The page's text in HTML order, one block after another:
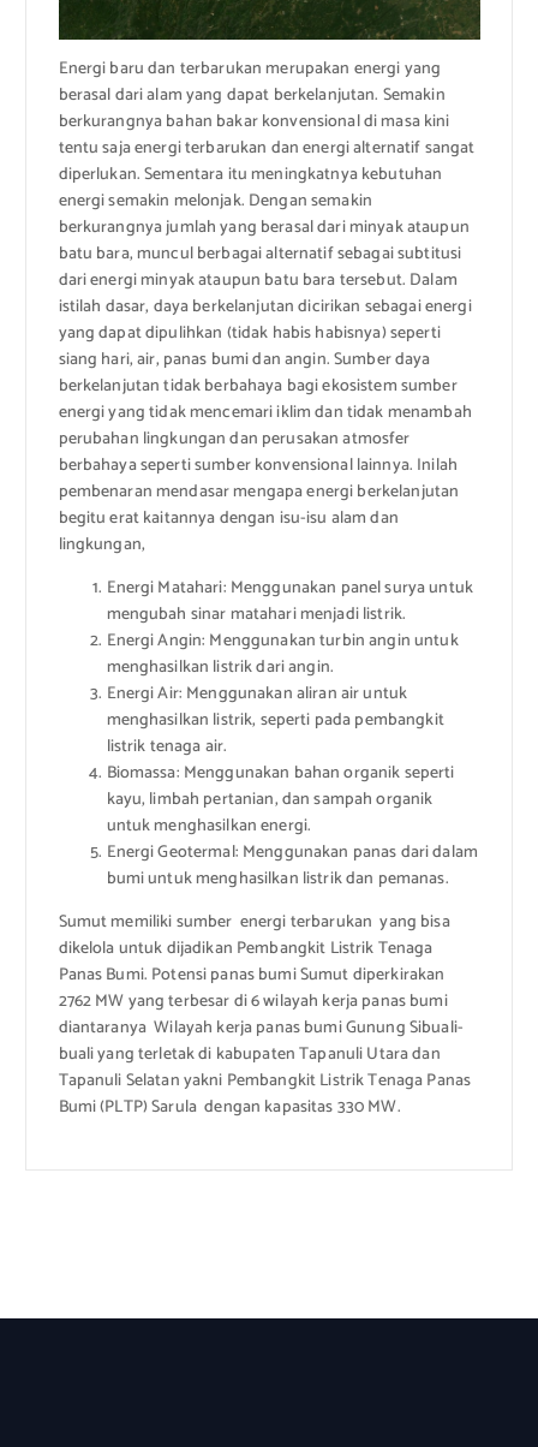
Energi baru dan terbarukan merupakan energi yang
berasal dari alam yang dapat berkelanjutan. Semakin
berkurangnya bahan bakar konvensional di masa kini
tentu saja energi terbarukan dan energi alternatif sangat
diperlukan. Sementara itu meningkatnya kebutuhan
energi semakin melonjak. Dengan semakin
berkurangnya jumlah yang berasal dari minyak ataupun
batu bara, muncul berbagai alternatif sebagai subtitusi
dari energi minyak ataupun batu bara tersebut. Dalam
istilah dasar, daya berkelanjutan dicirikan sebagai energi
yang dapat dipulihkan (tidak habis habisnya) seperti
siang hari, air, panas bumi dan angin. Sumber daya
berkelanjutan tidak berbahaya bagi ekosistem sumber
energi yang tidak mencemari iklim dan tidak menambah
perubahan lingkungan dan perusakan atmosfer
berbahaya seperti sumber konvensional lainnya. Inilah
pembenaran mendasar mengapa energi berkelanjutan
begitu erat kaitannya dengan isu-isu alam dan
lingkungan,
Energi Matahari: Menggunakan panel surya untuk
mengubah sinar matahari menjadi listrik.
Energi Angin: Menggunakan turbin angin untuk
menghasilkan listrik dari angin.
Energi Air: Menggunakan aliran air untuk
menghasilkan listrik, seperti pada pembangkit
listrik tenaga air.
Biomassa: Menggunakan bahan organik seperti
kayu, limbah pertanian, dan sampah organik
untuk menghasilkan energi.
Energi Geotermal: Menggunakan panas dari dalam
bumi untuk menghasilkan listrik dan pemanas.
Sumut memiliki sumber energi terbarukan yang bisa
dikelola untuk dijadikan Pembangkit Listrik Tenaga
Panas Bumi. Potensi panas bumi Sumut diperkirakan
2762 MW yang terbesar di 6 wilayah kerja panas bumi
diantaranya Wilayah kerja panas bumi Gunung Sibuali-
buali yang terletak di kabupaten Tapanuli Utara dan
Tapanuli Selatan yakni Pembangkit Listrik Tenaga Panas
Bumi (PLTP) Sarula dengan kapasitas 330 MW.